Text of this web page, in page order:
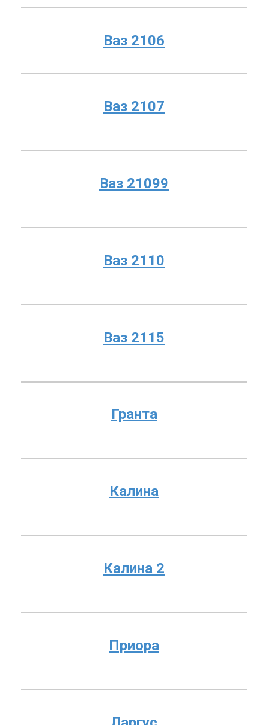
Ваз 2106
Ваз 2107
Ваз 21099
Ваз 2110
Ваз 2115
Гранта
Калина
Калина 2
Приора